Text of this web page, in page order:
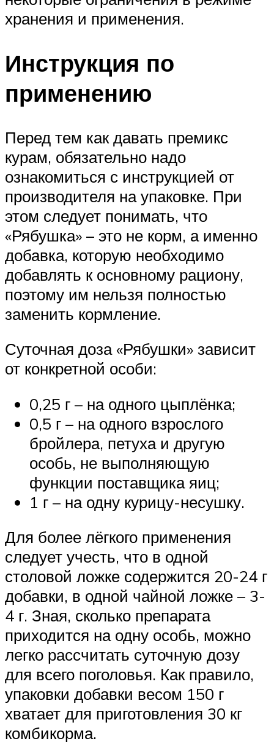
хранения и применения.
Инструкция по
применению
Перед тем как давать премикс
курам, обязательно надо
ознакомиться с инструкцией от
производителя на упаковке. При
этом следует понимать, что
«Рябушка» – это не корм, а именно
добавка, которую необходимо
добавлять к основному рациону,
поэтому им нельзя полностью
заменить кормление.
Суточная доза «Рябушки» зависит
от конкретной особи:
0,25 г – на одного цыплёнка;
0,5 г – на одного взрослого
бройлера, петуха и другую
особь, не выполняющую
функции поставщика яиц;
1 г – на одну курицу-несушку.
Для более лёгкого применения
следует учесть, что в одной
столовой ложке содержится 20-24 г
добавки, в одной чайной ложке – 3-
4 г. Зная, сколько препарата
приходится на одну особь, можно
легко рассчитать суточную дозу
для всего поголовья. Как правило,
упаковки добавки весом 150 г
хватает для приготовления 30 кг
комбикорма.